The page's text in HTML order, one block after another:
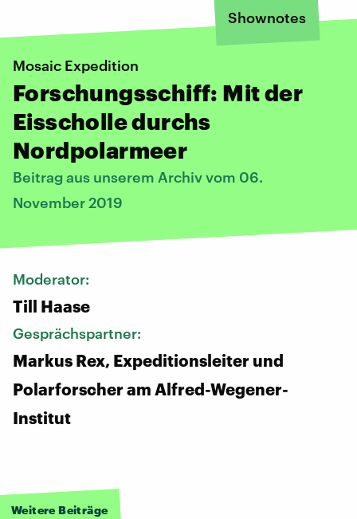
Shownotes
Mosaic Expedition
Forschungsschiff: Mit der
Eisscholle durchs
Nordpolarmeer
Beitrag aus unserem Archiv vom 06.
November 2019
Moderator:
Till Haase
Gesprächspartner:
Markus Rex, Expeditionsleiter und
Polarforscher am Alfred-Wegener-
Institut
Weitere Beiträge